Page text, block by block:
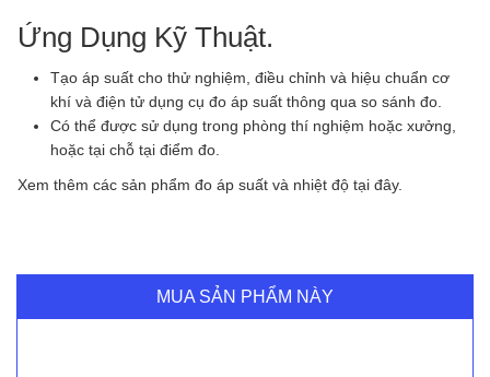
Ứng Dụng Kỹ Thuật.
Tạo áp suất cho thử nghiệm, điều chỉnh và hiệu chuẩn cơ
khí và điện tử dụng cụ đo áp suất thông qua so sánh đo.
Có thể được sử dụng trong phòng thí nghiệm hoặc xưởng,
hoặc tại chỗ tại điểm đo.
Xem thêm các sản phẩm đo áp suất và nhiệt độ tại đây.
MUA SẢN PHẨM NÀY